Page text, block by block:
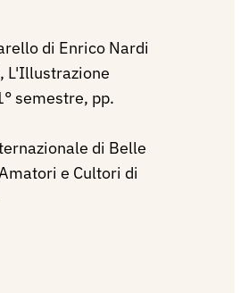
di Enrico Nardi
L'Illustrazione
semestre, pp.
di Belle
e Cultori di